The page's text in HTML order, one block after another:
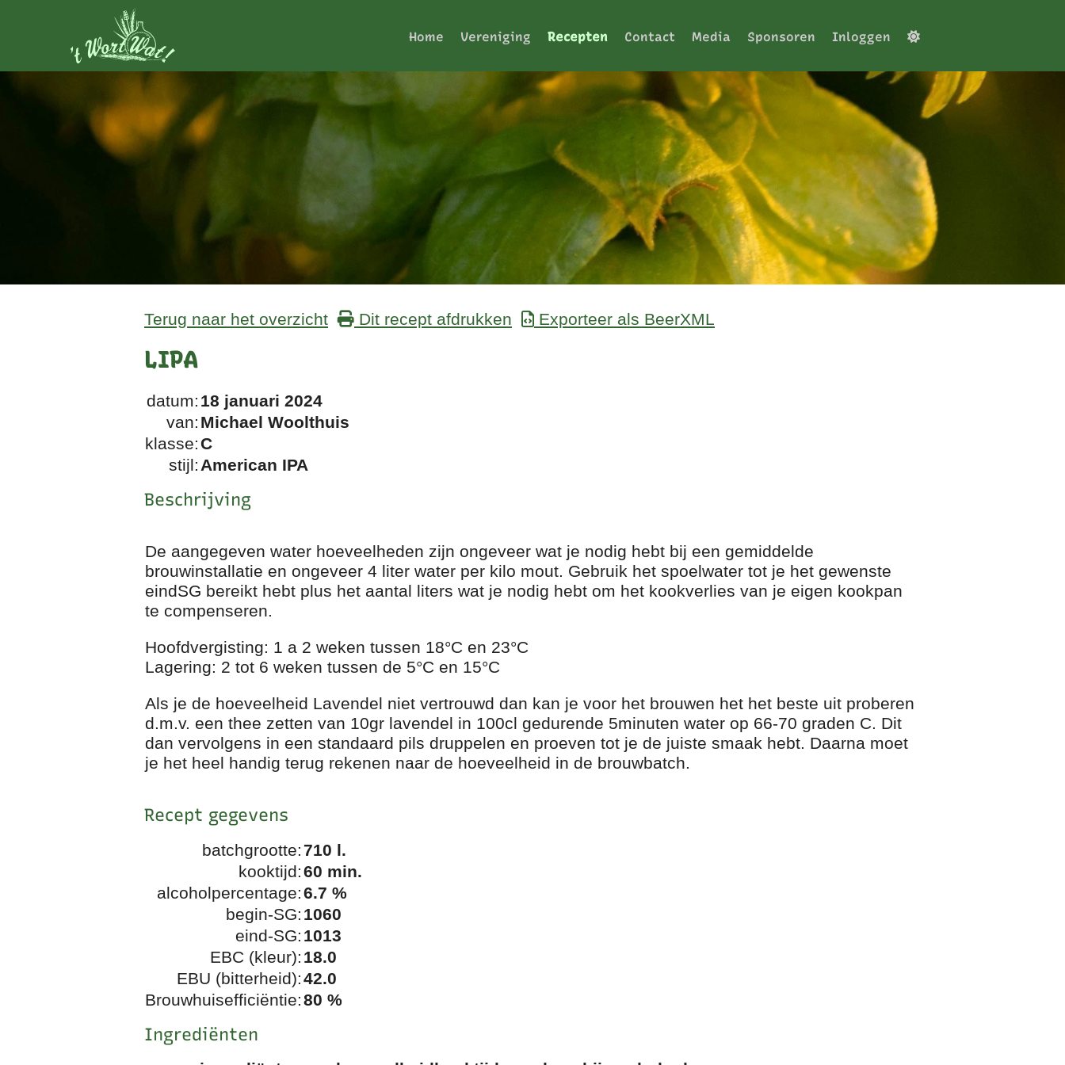
Terug naar het overzicht Dit recept afdrukken Exporteer als BeerXML
LIPA
datum: 18 januari 2024
van: Michael Woolthuis
klasse:C
stijl: American IPA
Beschrijving
De aangegeven water hoeveelheden zijn ongeveer wat je nodig hebt bij een gemiddelde
brouwinstallatie en ongeveer 4 liter water per kilo mout. Gebruik het spoelwater tot je het gewenste
eindSG bereikt hebt plus het aantal liters wat je nodig hebt om het kookverlies van je eigen kookpan
te compenseren.
Hoofdvergisting: 1 a 2 weken tussen 18°C en 23°C
Lagering: 2 tot 6 weken tussen de 5°C en 15°C
Als je de hoeveelheid Lavendel niet vertrouwd dan kan je voor het brouwen het het beste uit proberen
d.m.v. een thee zetten van 10gr lavendel in 100cl gedurende 5minuten water op 66-70 graden C. Dit
dan vervolgens in een standaard pils druppelen en proeven tot je de juiste smaak hebt. Daarna moet
je het heel handig terug rekenen naar de hoeveelheid in de brouwbatch.
Recept gegevens
batchgrootte: 710 l.
kooktijd:60 min.
alcoholpercentage:6.7 %
begin-SG: 1060
eind-SG: 1013
EBC (kleur): 18.0
EBU (bitterheid):42.0
Brouwhuisefficiëntie:80 %
Ingrediënten
Home Vereniging Recepten Contact Media Sponsoren Inloggen